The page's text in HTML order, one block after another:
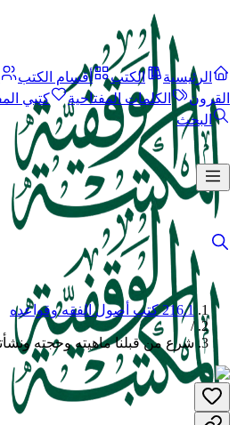
الرئيسية الكتب أقسام الكتب
القرون
الكلمات المفتاحية
كتبي
البحث
216.1 كتب أصول الفقه وقواعده
/
شرع من قبلنا ماهيته وحجته